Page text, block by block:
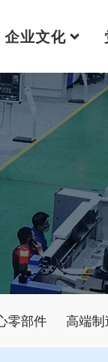
企业文化
零部件 高端制